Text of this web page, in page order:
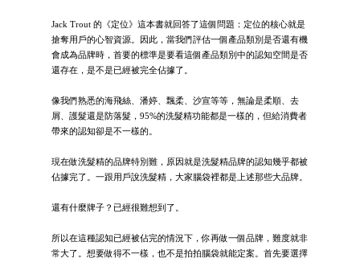
Jack Trout 的《定位》這本書就回答了這個問題：定位的核心就是
搶奪用戶的心智資源。因此，當我們評估一個產品類別是否還有機
會成為品牌時，首要的標準是要看這個產品類別中的認知空間是否
還存在，是不是已經被完全佔據了。
像我們熟悉的海飛絲、潘婷、飄柔、沙宣等等，無論是柔順、去
屑、護髮還是防落髮，95%的洗髮精功能都是一樣的，但給消費者
帶來的認知卻是不一樣的。
現在做洗髮精的品牌特別難，原因就是洗髮精品牌的認知幾乎都被
佔據完了。一跟用戶說洗髮精，大家腦袋裡都是上述那些大品牌。
還有什麼牌子？已經很難想到了。
所以在這種認知已經被佔完的情況下，你再做一個品牌，難度就非
常大了。想要做得不一樣，也不是拍拍腦袋就能定案。首先要選擇